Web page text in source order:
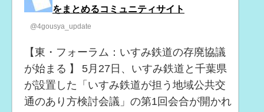
をまとめるコミュニティサイト
@4gousya_update
【東・フォーラム：いすみ鉄道の存廃協議
が始まる 】 5月27日、いすみ鉄道と千葉県
が設置した「いすみ鉄道が担う地域公共交
通のあり方検討会議」の第1回会合が開かれ